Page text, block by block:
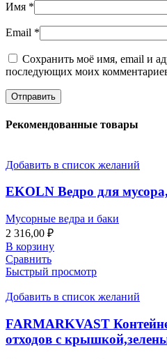
Имя *
Email *
Сохранить моё имя, email и
последующих моих
Рекомендованные товары
Добавить в список желаний
EKOLN Ведро для
Мусорные ведра и баки
2 316,00 ₽
В корзину
Сравнить
Быстрый просмотр
Добавить в список желаний
FARMARKVAST
отходов с